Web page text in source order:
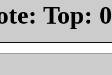
Top: 0